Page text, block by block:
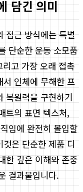
담긴 의미
접근 방식에는 특별
단순한 운동 소모품
고 가장 오래 접촉
인체에 무해한 프
복원력을 구현하기
트의 표면 텍스처,
임에 완전히 몰입할
은 단순한 제품 디
한 깊은 이해와 존중
결과물입니다.